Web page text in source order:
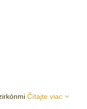
Čítajte viac